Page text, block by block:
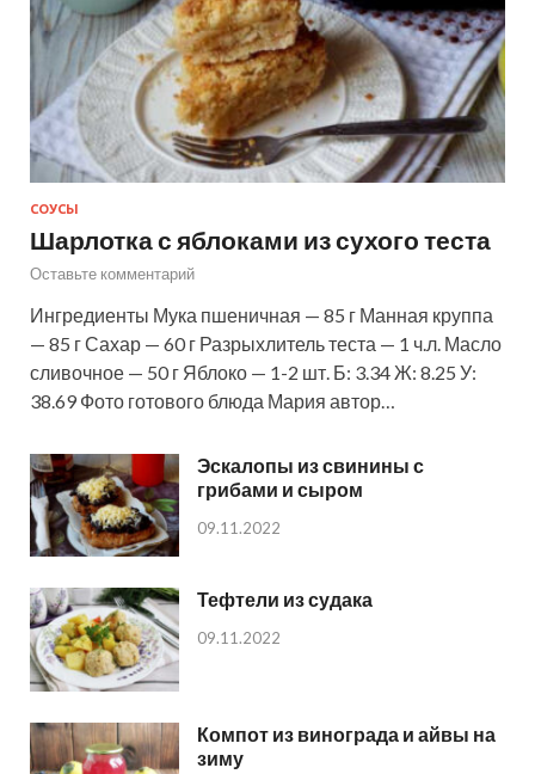
СОУСЫ
Шарлотка с яблоками из сухого теста
Оставьте комментарий
Ингредиенты Мука пшеничная — 85 г Манная круппа
— 85 г Сахар — 60 г Разрыхлитель теста — 1 ч.л. Масло
сливочное — 50 г Яблоко — 1-2 шт. Б: 3.34 Ж: 8.25 У:
38.69 Фото готового блюда Мария автор…
Эскалопы из свинины с
грибами и сыром
09.11.2022
Тефтели из судака
09.11.2022
Компот из винограда и айвы на
зиму